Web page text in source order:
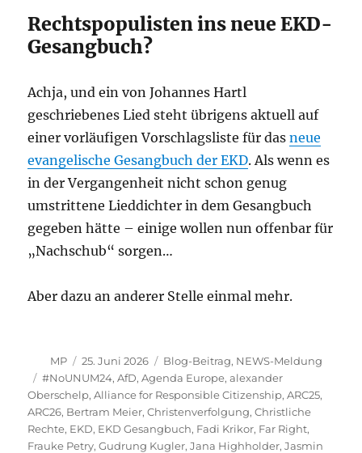
Rechtspopulisten ins neue EKD-
Gesangbuch?
Achja, und ein von Johannes Hartl
geschriebenes Lied steht übrigens aktuell auf
einer vorläufigen Vorschlagsliste für dasneue
evangelische Gesangbuch der EKD. Als wenn es
in der Vergangenheit nicht schon genug
umstrittene Lieddichter in dem Gesangbuch
gegeben hätte – einige wollen nun offenbar für
„Nachschub“ sorgen…
Aber dazu an anderer Stelle einmal mehr.
Autor
MP
Veröffentlicht
am
25. Juni 2026 Kategorien
Blog-Beitrag, NEWS-Meldung
Schlagwörter
#NoUNUM24,AfD,Agenda Europe,alexander
Oberschelp,Alliance for Responsible Citizenship,ARC25,
ARC26, Bertram Meier,Christenverfolgung,Christliche
Rechte, EKD, EKD Gesangbuch, Fadi Krikor, Far Right,
Frauke Petry,Gudrung Kugler,Jana Highholder,Jasmin